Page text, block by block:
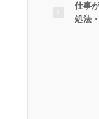
仕事
処法